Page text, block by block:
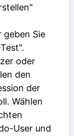
geben Sie
oder
den
der
Wählen
User und